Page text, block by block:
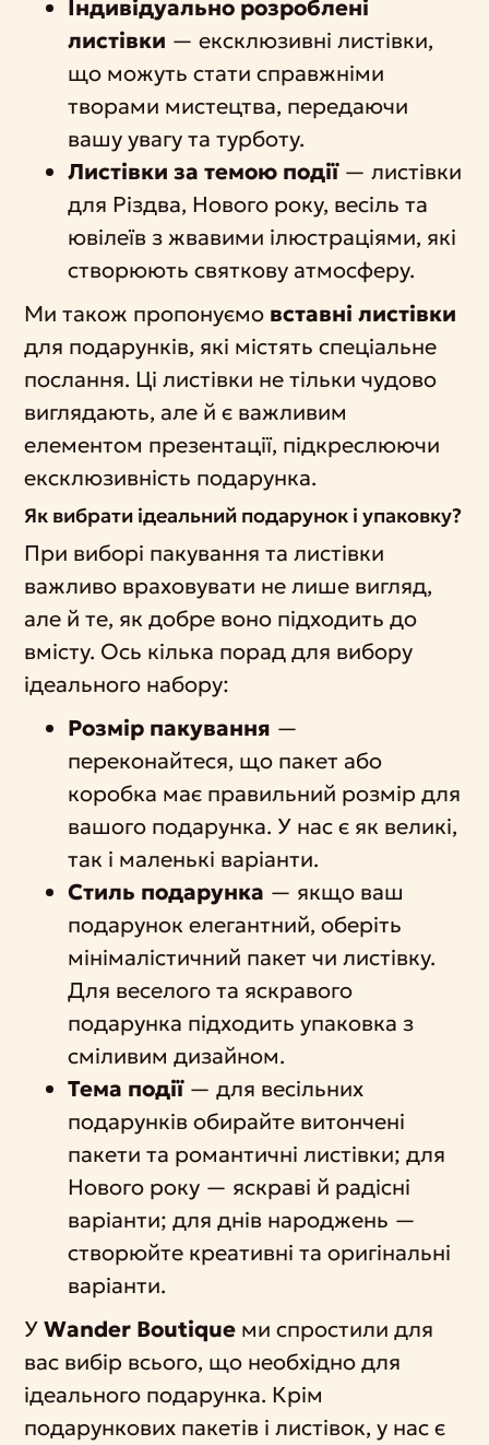
Індивідуально розроблені
листівки — ексклюзивні листівки,
що можуть стати справжніми
творами мистецтва, передаючи
вашу увагу та турботу.
Листівки за темою події— листівки
для Різдва, Нового року, весіль та
ювілеїв з жвавими ілюстраціями, які
створюють святкову атмосферу.
Ми також пропонуємо вставні листівки
для подарунків, які містять спеціальне
послання. Ці листівки не тільки чудово
виглядають, але й є важливим
елементом презентації, підкреслюючи
ексклюзивність подарунка.
Як вибрати ідеальний подарунок і упаковку?
При виборі пакування та листівки
важливо враховувати не лише вигляд,
але й те, як добре воно підходить до
вмісту. Ось кілька порад для вибору
ідеального набору:
Розмір пакування —
переконайтеся, що пакет або
коробка має правильний розмір для
вашого подарунка. У нас є як великі,
так і маленькі варіанти.
Стиль подарунка — якщо ваш
подарунок елегантний, оберіть
мінімалістичний пакет чи листівку.
Для веселого та яскравого
подарунка підходить упаковка з
сміливим дизайном.
Тема події— для весільних
подарунків обирайте витончені
пакети та романтичні листівки; для
Нового року — яскраві й радісні
варіанти; для днів народжень —
створюйте креативні та оригінальні
варіанти.
УWander Boutique ми спростили для
вас вибір всього, що необхідно для
ідеального подарунка. Крім
подарункових пакетів і листівок, у нас є